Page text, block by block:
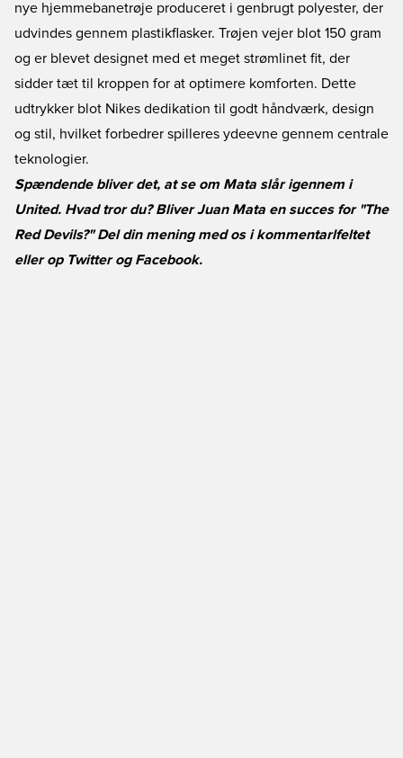
nye hjemmebanetrøje produceret i genbrugt polyester, der
udvindes gennem plastikflasker. Trøjen vejer blot 150 gram
og er blevet designet med et meget strømlinet fit, der
sidder tæt til kroppen for at optimere komforten. Dette
udtrykker blot Nikes dedikation til godt håndværk, design
og stil, hvilket forbedrer spilleres ydeevne gennem centrale
teknologier.
Spændende bliver det, at se om Mata slår igennem i
United. Hvad tror du? Bliver Juan Mata en succes for "The
Red Devils?" Del din mening med os i kommentarlfeltet
eller op TwitterogFacebook.